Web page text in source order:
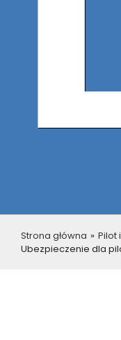
Strona główna » Pilot
Ubezpieczenie dla